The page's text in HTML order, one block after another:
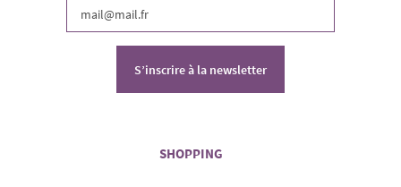
S’inscrire à la newsletter
SHOPPING